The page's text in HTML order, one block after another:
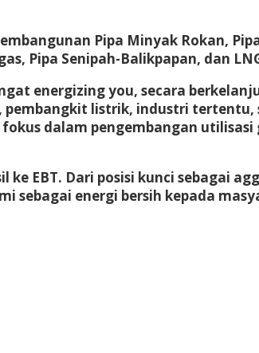
Pipa Minyak Rokan,
Pipa Senipah-Balikpapan, dan
energizing you, secara
pembangkit listrik, industri
dalam pengembangan utilisasi
EBT. Dari posisi kunci sebagai
sebagai energi bersih kepada